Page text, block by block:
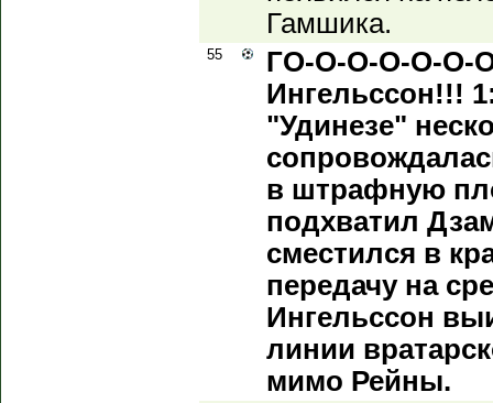
Гамшика.
55
ГО-О-О-О-О-О-
Ингельссон!!!
"Удинезе"
в штрафную
подхватил
сместился в
передачу на
Ингельссон
линии
мимо Рейны.